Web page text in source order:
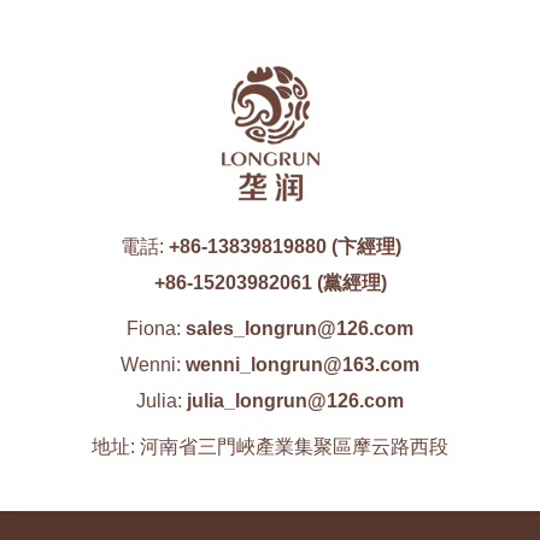
電話: +86-13839819880 (卞經理)
+86-15203982061 (黨經理)
Fiona: sales_longrun@126.com
Wenni: wenni_longrun@163.com
Julia: julia_longrun@126.com
地址: 河南省三門峽產業集聚區摩云路西段